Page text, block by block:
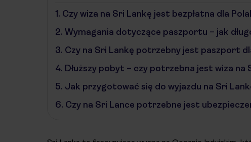
1. Czy wiza na Sri Lankę jest bezpłatna dla
2. Wymagania dotyczące paszportu – jak
3. Czy na Sri Lankę potrzebny jest paszport
4. Dłuższy pobyt – czy potrzebna jest wiza na
5. Jak przygotować się do wyjazdu na Sri
6. Czy na Sri Lance potrzebne jest